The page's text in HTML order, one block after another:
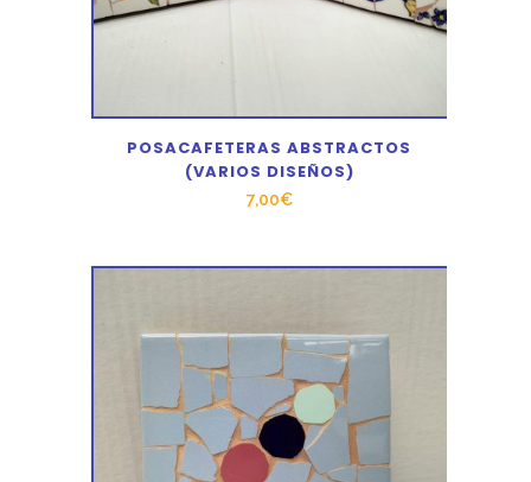
POSACAFETERAS ABSTRACTOS
(VARIOS DISEÑOS)
7,00€